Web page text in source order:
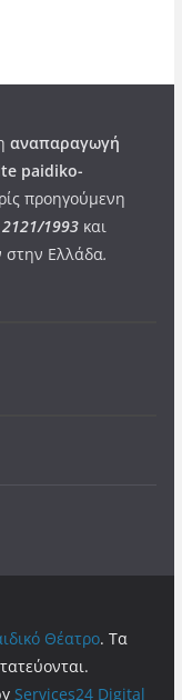
αναπαραγωγή
paidiko-
προηγούμενη
1993και
στην Ελλάδα.
Θέατρο. Τα
Services24 Digital